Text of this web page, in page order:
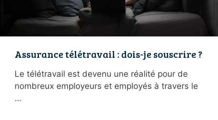
Assurance télétravail : dois-je souscrire ?
Le télétravail est devenu une réalité pour de
nombreux employeurs et employés à travers le
…